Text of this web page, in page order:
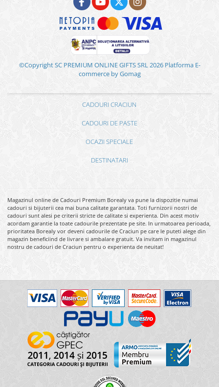
©Copyright SC PREMIUM ONLINE GIFTS SRL 2026 Platforma E-
commerce by Gomag
CADOURI CRACIUN
CADOURI DE PASTE
OCAZII SPECIALE
DESTINATARI
Magazinul online de Cadouri Premium Borealy va pune la dispozitie numai
cadouri si bijuterii cea mai buna calitate garantata. Toti furnizorii nostri de
cadouri sunt alesi pe criterii stricte de calitate si experienta. Din acest motiv
acordam garantie la toate cadourile prezentate pe site. In urmatoarea perioada,
prioritatea Borealy vor deveni cadourile de Craciun pe care le puteti alege din
magazin beneficiind de livrare si ambalare gratuit. Va invitam in magazinul
nostru de cadouri de Craciun pentru o experienta de neuitat!